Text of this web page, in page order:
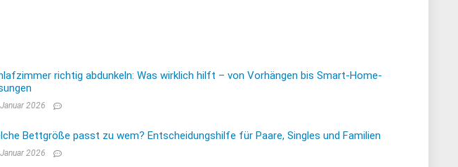
richtig abdunkeln: Was wirklich hilft – von Vorhängen bis Smart-Home-
2026
Bettgröße passt zu wem? Entscheidungshilfe für Paare, Singles und Familien
2026